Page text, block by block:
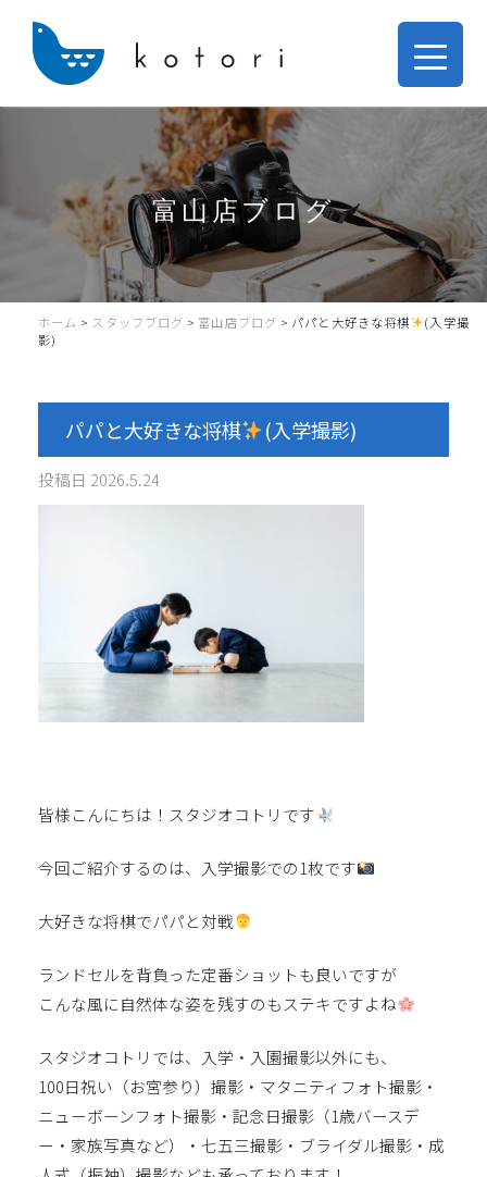
富山店ブログ
ホーム > スタッフブログ > 富山店ブログ > パパと大好きな将棋
(入学撮
影)
パパと大好きな将棋 (入学撮影)
投稿日 2026.5.24
皆様こんにちは！スタジオコトリです
今回ご紹介するのは、入学撮影での1枚です
大好きな将棋でパパと対戦
ランドセルを背負った定番ショットも良いですが
こんな風に自然体な姿を残すのもステキですよね
スタジオコトリでは、入学・入園撮影以外にも、
100日祝い（お宮参り）撮影・マタニティフォト撮影・
ニューボーンフォト撮影・記念日撮影（1歳バースデ
ー・家族写真など）・七五三撮影・ブライダル撮影・成